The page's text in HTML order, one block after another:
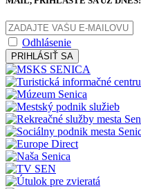
Odhlásenie
PRIHLÁSIŤ SA